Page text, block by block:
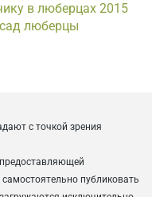
в люберцах 2015
люберцы
с точкой зрения
публиковать